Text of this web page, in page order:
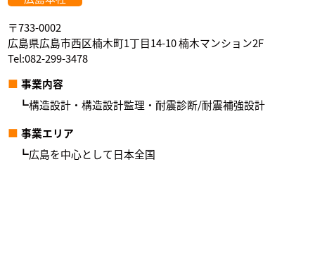
〒733-0002
広島県広島市西区楠木町1丁目14-10 楠木マンション2F
Tel:082-299-3478
事業内容
構造設計・構造設計監理・耐震診断/耐震補強設計
事業エリア
広島を中心として日本全国